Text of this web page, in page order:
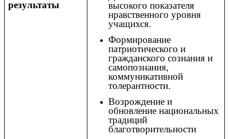
результаты
высокого показателя
нравственного уровня
учащихся.
Формирование
патриотического и
гражданского сознания и
самопознания,
коммуникативной
толерантности.
Возрождение и
обновление национальных
традиций
благотворительности